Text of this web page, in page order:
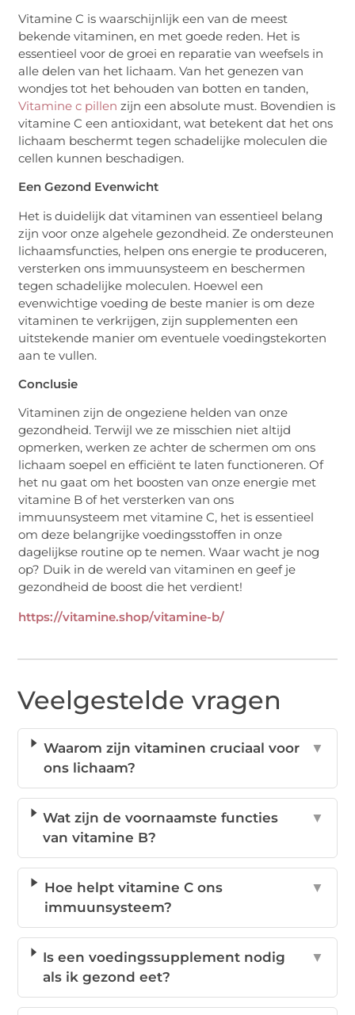
Vitamine C is waarschijnlijk een van de meest
bekende vitaminen, en met goede reden. Het is
essentieel voor de groei en reparatie van weefsels in
alle delen van het lichaam. Van het genezen van
wondjes tot het behouden van botten en tanden,
Vitamine c pillen zijn een absolute must. Bovendien is
vitamine C een antioxidant, wat betekent dat het ons
lichaam beschermt tegen schadelijke moleculen die
cellen kunnen beschadigen.
Een Gezond Evenwicht
Het is duidelijk dat vitaminen van essentieel belang
zijn voor onze algehele gezondheid. Ze ondersteunen
lichaamsfuncties, helpen ons energie te produceren,
versterken ons immuunsysteem en beschermen
tegen schadelijke moleculen. Hoewel een
evenwichtige voeding de beste manier is om deze
vitaminen te verkrijgen, zijn supplementen een
uitstekende manier om eventuele voedingstekorten
aan te vullen.
Conclusie
Vitaminen zijn de ongeziene helden van onze
gezondheid. Terwijl we ze misschien niet altijd
opmerken, werken ze achter de schermen om ons
lichaam soepel en efficiënt te laten functioneren. Of
het nu gaat om het boosten van onze energie met
vitamine B of het versterken van ons
immuunsysteem met vitamine C, het is essentieel
om deze belangrijke voedingsstoffen in onze
dagelijkse routine op te nemen. Waar wacht je nog
op? Duik in de wereld van vitaminen en geef je
gezondheid de boost die het verdient!
https://vitamine.shop/vitamine-b/
Veelgestelde vragen
Waarom zijn vitaminen cruciaal voor
ons lichaam?
▼
Wat zijn de voornaamste functies
van vitamine B?
▼
Hoe helpt vitamine C ons
immuunsysteem?
▼
Is een voedingssupplement nodig
als ik gezond eet?
▼